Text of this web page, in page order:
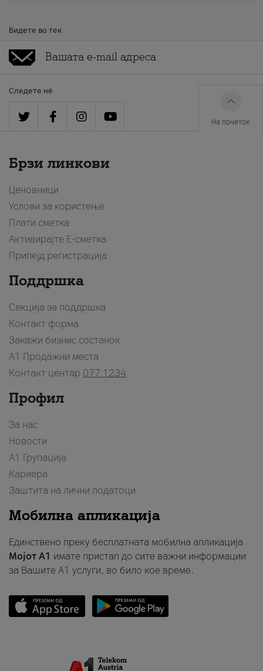
Бидете во тек
Следете нè
На почеток
Брзи линкови
Ценовници
Услови за користење
Плати сметка
Активирајте Е-сметка
Припејд регистрација
Поддршка
Секција за поддршка
Контакт форма
Закажи бизнис состанок
A1 Продажни места
Контакт центар 077 1234
Профил
За нас
Новости
А1 Групација
Кариера
Заштита на лични податоци
Мобилна апликација
Единствено преку бесплатната мобилна апликација
Мојот A1 имате пристап до сите важни информации
за Вашите A1 услуги, во било кое време.